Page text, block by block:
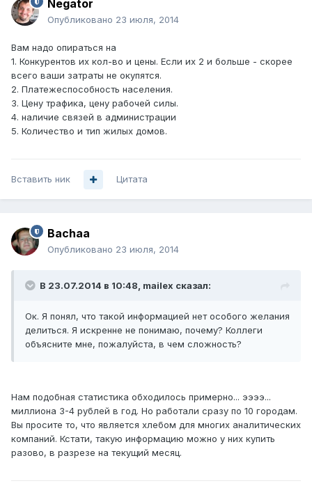
Negator
Опубликовано 23 июля, 2014
Вам надо опираться на
1. Конкурентов их кол-во и цены. Если их 2 и больше - скорее
всего ваши затраты не окупятся.
2. Платежеспособность населения.
3. Цену трафика, цену рабочей силы.
4. наличие связей в администрации
5. Количество и тип жилых домов.
Вставить ник Цитата
Bachaa
Опубликовано 23 июля, 2014
В 23.07.2014 в 10:48, mailex сказал:
Ок. Я понял, что такой информацией нет особого желания
делиться. Я искренне не понимаю, почему? Коллеги
объясните мне, пожалуйста, в чем сложность?
Нам подобная статистика обходилось примерно... ээээ...
миллиона 3-4 рублей в год. Но работали сразу по 10 городам.
Вы просите то, что является хлебом для многих аналитических
компаний. Кстати, такую информацию можно у них купить
разово, в разрезе на текущий месяц.